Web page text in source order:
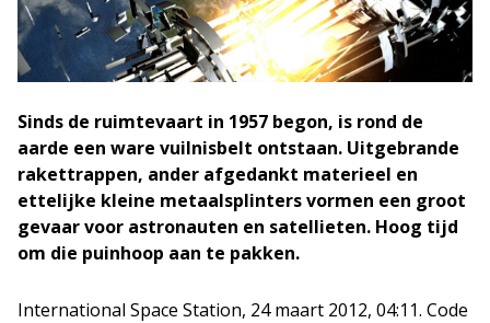
Sinds de ruimtevaart in 1957 begon, is rond de
aarde een ware vuilnisbelt ontstaan. Uitgebrande
rakettrappen, ander afgedankt materieel en
ettelijke kleine metaalsplinters vormen een groot
gevaar voor astronauten en satellieten. Hoog tijd
om die puinhoop aan te pakken.
International Space Station, 24 maart 2012, 04:11. Code